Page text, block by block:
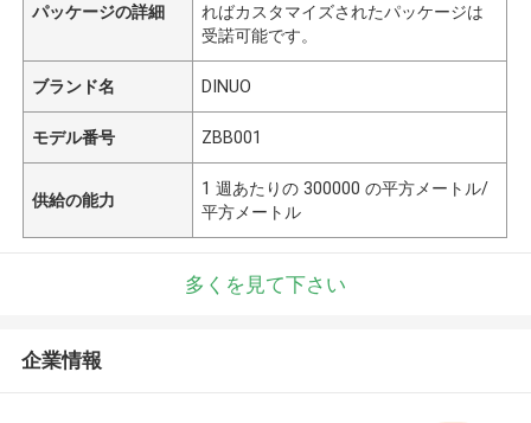
パッケージの詳細
ればカスタマイズされたパッケージは
受諾可能です。
ブランド名 DINUO
モデル番号 ZBB001
供給の能力
1 週あたりの 300000 の平方メートル/
平方メートル
多くを見て下さい
企業情報